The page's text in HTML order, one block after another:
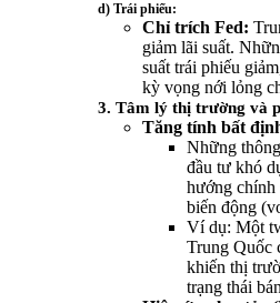
d) Trái phiếu:
Chỉ trích Fed:
giảm lãi suất.
suất trái phiếu
kỳ vọng nới lỏng
3. Tâm lý thị trường và
Tăng tính bất
Những
đầu tư khó
hướng chính
biến động
Ví dụ: Một
Trung Quốc
khiến thị
trạng thái